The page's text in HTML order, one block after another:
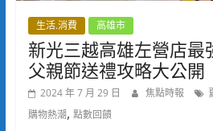
生活.消費 高雄市
新光三越高雄左營店最
父親節送禮攻略大公開
2024 年 7 月 29 日 焦點時報
購物熱潮, 點數回饋